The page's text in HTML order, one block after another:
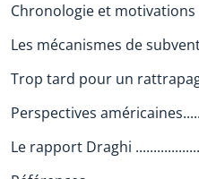
Chronologie et
Les mécanismes de
Trop tard pour un rattrapage
Perspectives
Le rapport Draghi